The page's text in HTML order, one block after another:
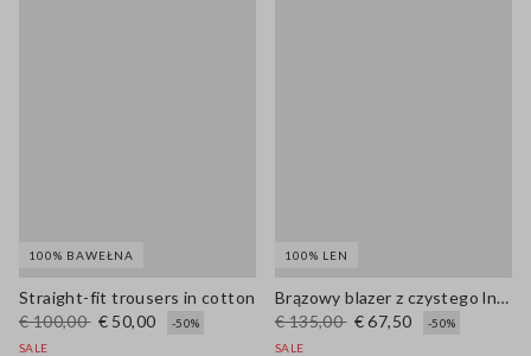
100% BAWEŁNA
Straight-fit trousers in cotton
€ 100,00 € 50,00
-50%
SALE
100% LEN
Brązowy blazer z czystego lnu regular fit
€ 135,00 € 67,50
-50%
SALE